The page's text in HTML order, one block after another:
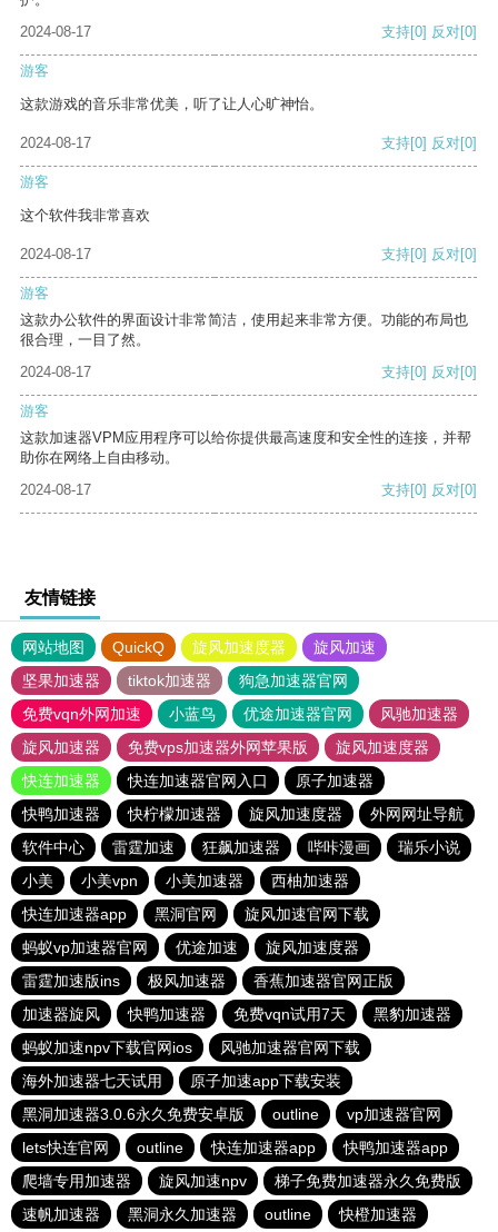
2024-08-17
支持[0] 反对[0]
游客
这款游戏的音乐非常优美，听了让人心旷神怡。
2024-08-17 支持[0] 反对[0]
游客
这个软件我非常喜欢
2024-08-17 支持[0] 反对[0]
游客
这款办公软件的界面设计非常简洁，使用起来非常方便。功能的布局也
很合理，一目了然。
2024-08-17
支持[0] 反对[0]
游客
这款加速器VPM应用程序可以给你提供最高速度和安全性的连接，并帮
助你在网络上自由移动。
2024-08-17
支持[0] 反对[0]
友情链接
网站地图 QuickQ 旋风加速度器
旋风加速
坚果加速器
tiktok加速器
狗急加速器官网
免费vqn外网加速
小蓝鸟 优途加速器官网
风驰加速器
旋风加速器
免费vps加速器外网苹果版
旋风加速度器
快连加速器
快连加速器官网入口
原子加速器
快鸭加速器
快柠檬加速器 旋风加速度器
外网网址导航
软件中心
雷霆加速 狂飙加速器 哔咔漫画
瑞乐小说
小美
小美vpn 小美加速器
西柚加速器
快连加速器app
黑洞官网
旋风加速官网下载
蚂蚁vp加速器官网
优途加速
旋风加速度器
雷霆加速版ins
极风加速器
香蕉加速器官网正版
加速器旋风
快鸭加速器 免费vqn试用7天
黑豹加速器
蚂蚁加速npv下载官网ios
风驰加速器官网下载
海外加速器七天试用
原子加速app下载安装
黑洞加速器3.0.6永久免费安卓版
outline
vp加速器官网
lets快连官网
outline 快连加速器app
快鸭加速器app
爬墙专用加速器
旋风加速npv
梯子免费加速器永久免费版
速帆加速器
黑洞永久加速器 outline 快橙加速器